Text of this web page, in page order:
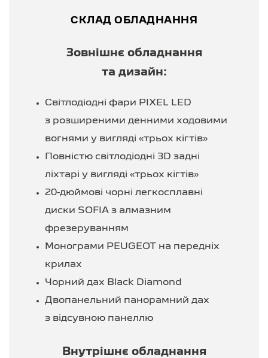
СКЛАД ОБЛАДНАННЯ
Зовнішнє обладнання
та дизайн:
Світлодіодні фари PIXEL LED
з розширеними денними ходовими
вогнями у вигляді «трьох кігтів»
Повністю світлодіодні 3D задні
ліхтарі у вигляді «трьох кігтів»
20-дюймові чорні легкосплавні
диски SOFIA з алмазним
фрезеруванням
Монограми PEUGEOT на передніх
крилах
Чорний дах Black Diamond
Двопанельний панорамний дах
з відсувною панеллю
Внутрішнє обладнання